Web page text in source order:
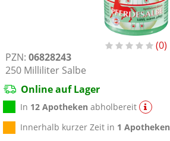
0
PZN: 06828243
250 Milliliter Salbe
Online auf Lager
In 12 Apotheken abholbereit
Innerhalb kurzer Zeit in 1 Apotheken